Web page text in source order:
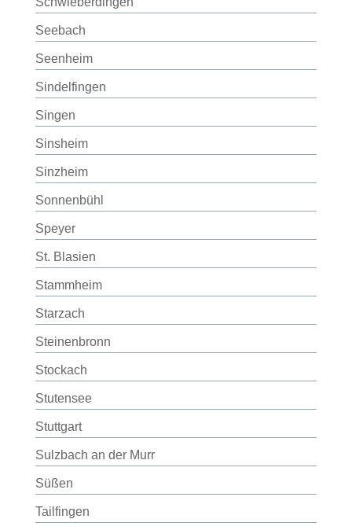
Seebach
Seenheim
Sindelfingen
Singen
Sinsheim
Sinzheim
Sonnenbühl
Speyer
St. Blasien
Stammheim
Starzach
Steinenbronn
Stockach
Stutensee
Stuttgart
Sulzbach an der Murr
Süßen
Tailfingen